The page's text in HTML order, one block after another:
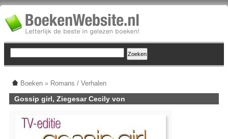
Boeken » Romans / Verhalen
Gossip girl, Ziegesar Cecily von